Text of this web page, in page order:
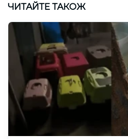
ЧИТАЙТЕ ТАКОЖ